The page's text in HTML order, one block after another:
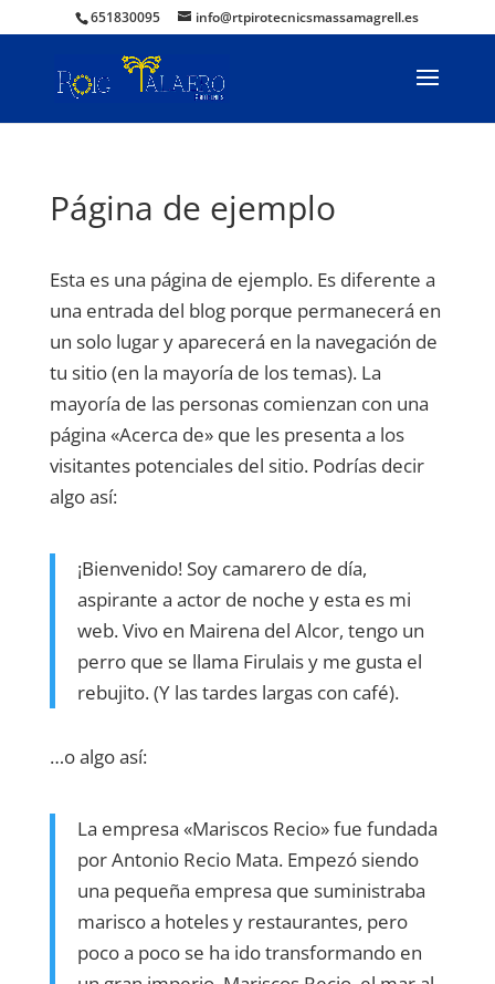
651830095 info@rtpirotecnicsmassamagrell.es
Página de ejemplo
Esta es una página de ejemplo. Es diferente a
una entrada del blog porque permanecerá en
un solo lugar y aparecerá en la navegación de
tu sitio (en la mayoría de los temas). La
mayoría de las personas comienzan con una
página «Acerca de» que les presenta a los
visitantes potenciales del sitio. Podrías decir
algo así:
¡Bienvenido! Soy camarero de día,
aspirante a actor de noche y esta es mi
web. Vivo en Mairena del Alcor, tengo un
perro que se llama Firulais y me gusta el
rebujito. (Y las tardes largas con café).
…o algo así:
La empresa «Mariscos Recio» fue fundada
por Antonio Recio Mata. Empezó siendo
una pequeña empresa que suministraba
marisco a hoteles y restaurantes, pero
poco a poco se ha ido transformando en